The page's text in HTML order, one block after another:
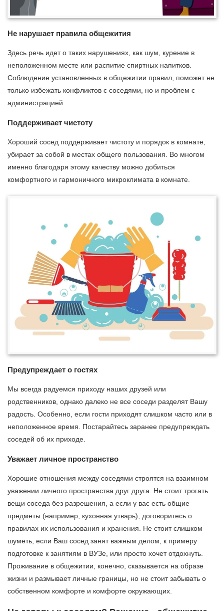
Не нарушает правила общежития
Здесь речь идет о таких нарушениях, как шум, курение в
неположенном месте или распитие спиртных напитков.
Соблюдение установленных в общежитии правил, поможет не
только избежать конфликтов с соседями, но и проблем с
администрацией.
Поддерживает чистоту
Хороший сосед поддерживает чистоту и порядок в комнате,
убирает за собой в местах общего пользования. Во многом
именно благодаря этому качеству можно добиться
комфортного и гармоничного микроклимата в комнате.
Предупреждает о гостях
Мы всегда радуемся приходу наших друзей или
родственников, однако далеко не все соседи разделят Вашу
радость. Особенно, если гости приходят слишком часто или в
неположенное время. Постарайтесь заранее предупреждать
соседей об их приходе.
Уважает личное пространство
Хорошие отношения между соседями строятся на взаимном
уважении личного пространства друг друга. Не стоит трогать
вещи соседа без разрешения, а если у вас есть общие
предметы (например, кухонная утварь), договоритесь о
правилах их использования и хранения. Не стоит слишком
шуметь, если Ваш сосед занят важным делом, к примеру
подготовке к занятиям в ВУЗе, или просто хочет отдохнуть.
Проживание в общежитии, конечно, сказывается на образе
жизни и размывает личные границы, но не стоит забывать о
собственном комфорте и комфорте окружающих.